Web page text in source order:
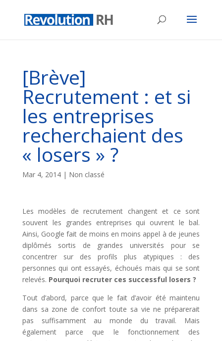
[Brève]
Recrutement : et si
les entreprises
recherchaient des
« losers » ?
Mar 4, 2014| Non classé
Les modèles de recrutement changent et ce sont
souvent les grandes entreprises qui ouvrent le bal.
Ainsi, Google fait de moins en moins appel à de jeunes
diplômés sortis de grandes universités pour se
concentrer sur des profils plus atypiques : des
personnes qui ont essayés, échoués mais qui se sont
relevés. Pourquoi recruter ces successful losers ?
Tout d’abord, parce que le fait d’avoir été maintenu
dans sa zone de confort toute sa vie ne préparerait
pas suffisamment au monde du travail. Mais
également parce que le fonctionnement des